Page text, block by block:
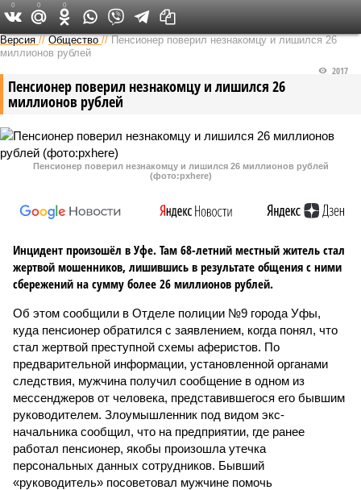
Версия в Башкирии
Версия //Общество //Пенсионер поверил незнакомцу и лишился 26
миллионов рублей
Пенсионер поверил незнакомцу и лишился 26
миллионов рублей
2017
Пенсионер поверил незнакомцу и лишился 26 миллионов рублей
(фото:pxhere)
Инцидент произошёл в Уфе. Там 68-летний местный житель стал
жертвой мошенников, лишившись в результате общения с ними
сбережений на сумму более 26 миллионов рублей.
Об этом сообщили в Отделе полиции №9 города Уфы,
куда пенсионер обратился с заявлением, когда понял, что
стал жертвой преступной схемы аферистов. По
предварительной информации, установленной органами
следствия, мужчина получил сообщение в одном из
мессенджеров от человека, представившегося его бывшим
руководителем. Злоумышленник под видом экс-
начальника сообщил, что на предприятии, где ранее
работал пенсионер, якобы произошла утечка
персональных данных сотрудников. Бывший
«руководитель» посоветовал мужчине помочь
0 0 0